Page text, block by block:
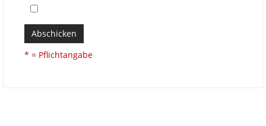
Abschicken
* = Pflichtangabe